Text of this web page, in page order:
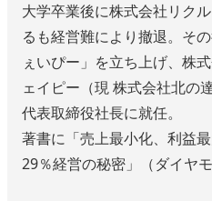
大学卒業後に株式会社リク
るも経営難により撤退。そ
ぇいぴー」を立ち上げ、株
ェイピー（現 株式会社北の
代表取締役社長に就任。
著書に「売上最小化、利益
29％経営の秘密」（ダイヤモ